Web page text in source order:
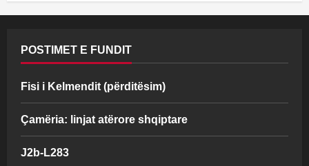
POSTIMET E FUNDIT
Fisi i Kelmendit (përditësim)
Çamëria: linjat atërore shqiptare
J2b-L283